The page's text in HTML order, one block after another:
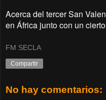
Acerca del tercer San
en África junto con un
FM SECLA
Compartir
No hay comentarios: